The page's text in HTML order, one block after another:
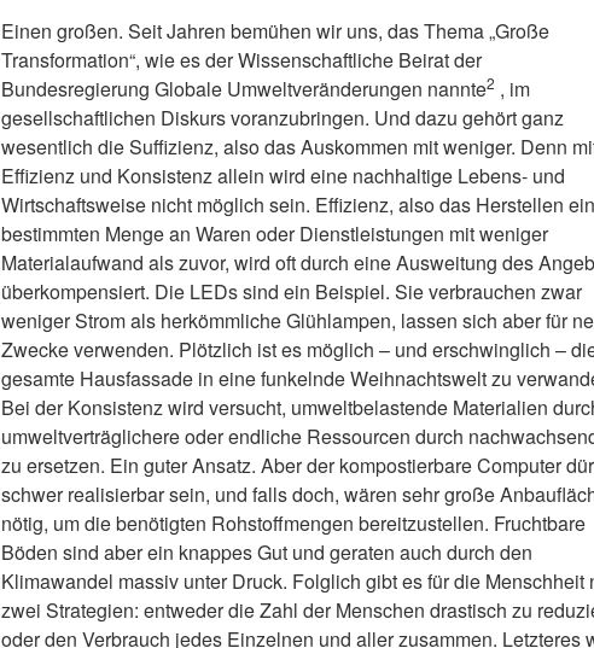
Einen großen. Seit Jahren bemühen wir uns, das Thema „Große
Transformation“, wie es der Wissenschaftliche Beirat der
Bundesregierung Globale Umweltveränderungen nannte2 , im
gesellschaftlichen Diskurs voranzubringen. Und dazu gehört ganz
wesentlich die Suffizienz, also das Auskommen mit weniger. Denn
Effizienz und Konsistenz allein wird eine nachhaltige Lebens- und
Wirtschaftsweise nicht möglich sein. Effizienz, also das Herstellen
bestimmten Menge an Waren oder Dienstleistungen mit weniger
Materialaufwand als zuvor, wird oft durch eine Ausweitung des
überkompensiert. Die LEDs sind ein Beispiel. Sie verbrauchen zwar
weniger Strom als herkömmliche Glühlampen, lassen sich aber für
Zwecke verwenden. Plötzlich ist es möglich – und erschwinglich –
gesamte Hausfassade in eine funkelnde Weihnachtswelt zu
Bei der Konsistenz wird versucht, umweltbelastende Materialien
umweltverträglichere oder endliche Ressourcen durch
zu ersetzen. Ein guter Ansatz. Aber der kompostierbare Computer
schwer realisierbar sein, und falls doch, wären sehr große
nötig, um die benötigten Rohstoffmengen bereitzustellen. Fruchtbare
Böden sind aber ein knappes Gut und geraten auch durch den
Klimawandel massiv unter Druck. Folglich gibt es für die Menschheit
zwei Strategien: entweder die Zahl der Menschen drastisch zu
oder den Verbrauch jedes Einzelnen und aller zusammen. Letzteres